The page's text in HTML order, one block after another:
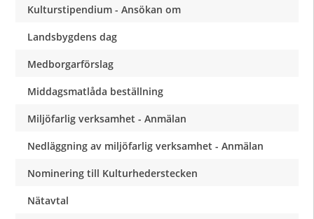
Kulturstipendium - Ansökan om
Landsbygdens dag
Medborgarförslag
Middagsmatlåda beställning
Miljöfarlig verksamhet - Anmälan
Nedläggning av miljöfarlig verksamhet - Anmälan
Nominering till Kulturhederstecken
Nätavtal